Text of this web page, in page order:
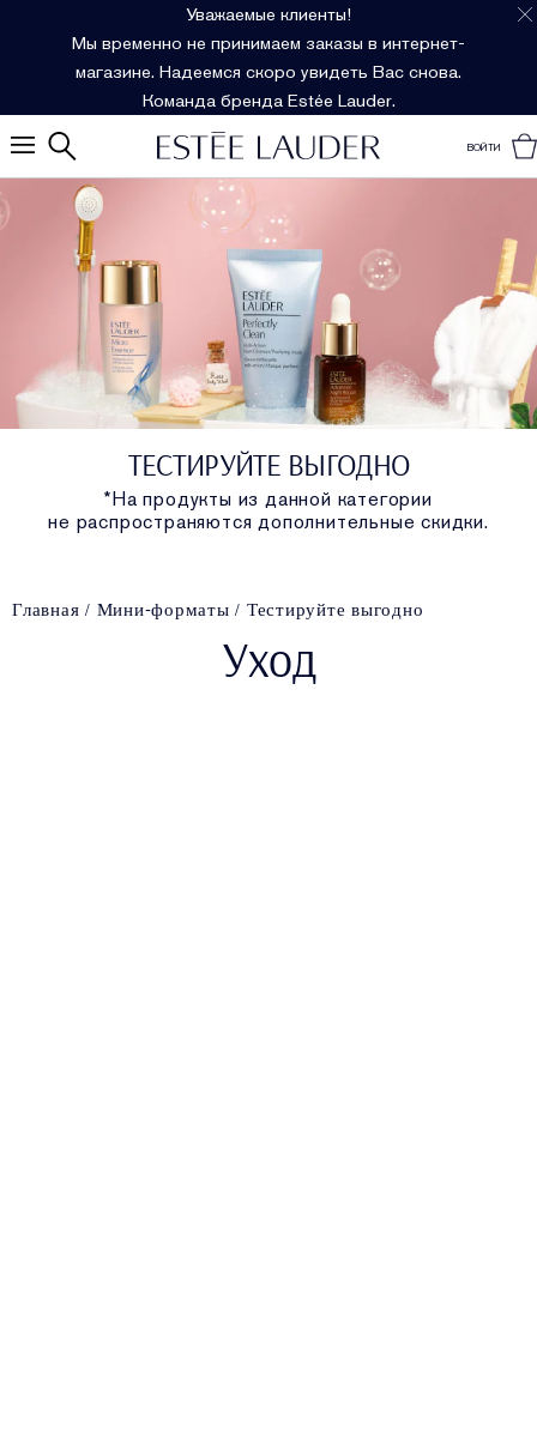
Уважаемые клиенты!
Мы временно не принимаем заказы в интернет-
магазине. Надеемся скоро увидеть Вас снова.
Команда бренда Estée Lauder.
ВОЙТИ
ТЕСТИРУЙТЕ ВЫГОДНО
*На продукты из данной категории
не распространяются дополнительные скидки.
Главная Мини-форматы Тестируйте выгодно
Уход